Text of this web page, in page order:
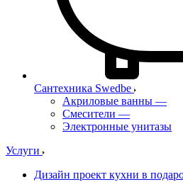
Сантехника Swedbe
Акриловые ванны —
Смесители —
Электронные унитазы
Услуги
Дизайн проект кухни в